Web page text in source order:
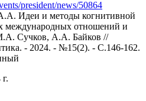
president/news/50864
Идеи и методы когнитивной
международных отношений и
Сучков, А.А. Байков //
- 2024. - №15(2). - С.146-162.